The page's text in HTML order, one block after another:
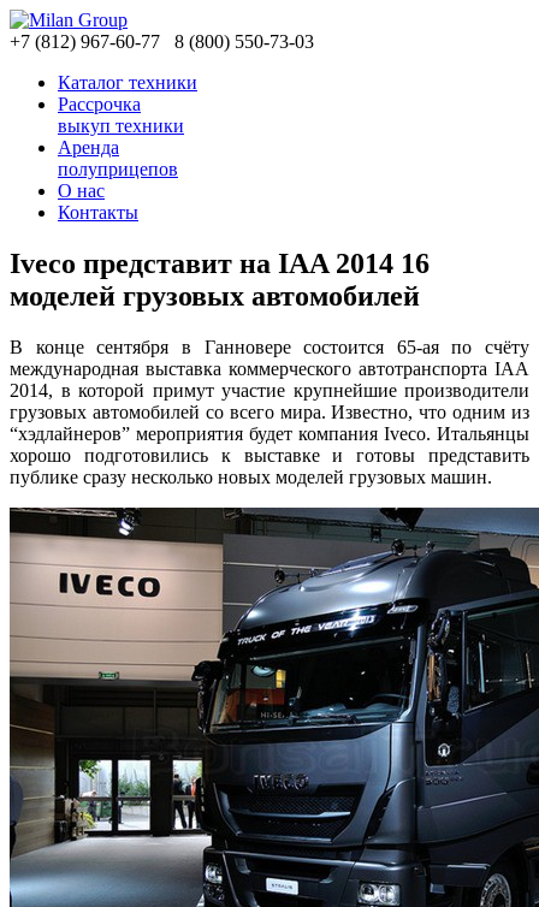
+7 (812) 967-60-77 8 (800) 550-73-03
Каталог техники
Рассрочка
выкуп техники
Аренда
полуприцепов
О нас
Контакты
Iveco представит на IAA 2014 16
моделей грузовых автомобилей
В конце сентября в Ганновере состоится 65-ая по счёту
международная выставка коммерческого автотранспорта IAA
2014, в которой примут участие крупнейшие производители
грузовых автомобилей со всего мира. Известно, что одним из
“хэдлайнеров” мероприятия будет компания Iveco. Итальянцы
хорошо подготовились к выставке и готовы представить
публике сразу несколько новых моделей грузовых машин.